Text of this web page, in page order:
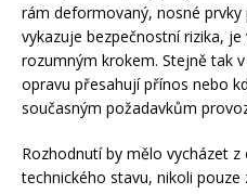
rám deformovaný, nosné prvky
vykazuje bezpečnostní rizika,
rozumným krokem. Stejně tak
opravu přesahují přínos nebo
současným požadavkům
Rozhodnutí by mělo vycházet
technického stavu, nikoli